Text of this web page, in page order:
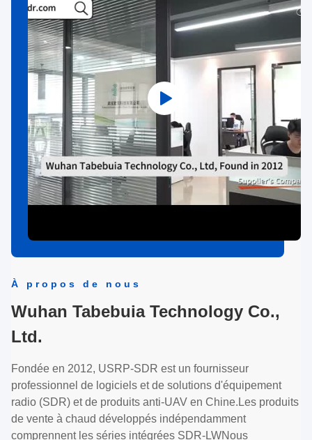
À propos de nous
Wuhan Tabebuia Technology Co.,
Ltd.
Fondée en 2012, USRP-SDR est un fournisseur
professionnel de logiciels et de solutions d'équipement
radio (SDR) et de produits anti-UAV en Chine.Les produits
de vente à chaud développés indépendamment
comprennent les séries intégrées SDR-LWNous